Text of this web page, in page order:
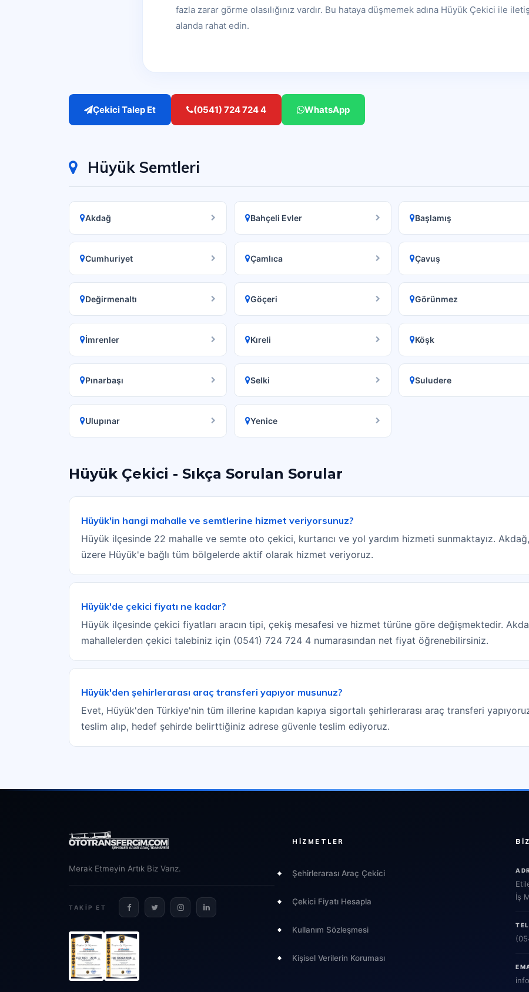
fazla zarar görme olasılığınız vardır. Bu hataya düşmemek adına Hüyük Çekici ile
alanda rahat edin.
Çekici Talep Et (0541) 724 724 4 WhatsApp
Hüyük Semtleri
Akdağ Bahçeli Evler Başlamış
Cumhuriyet Çamlıca Çavuş
Değirmenaltı Göçeri Görünmez
İmrenler Kıreli Köşk
Pınarbaşı Selki Suludere
Ulupınar Yenice
Hüyük Çekici - Sıkça Sorulan Sorular
Hüyük'in hangi mahalle ve semtlerine hizmet veriyorsunuz?
Hüyük ilçesinde 22 mahalle ve semte oto çekici, kurtarıcı ve yol yardım hizmeti sunmaktayız.
üzere Hüyük'e bağlı tüm bölgelerde aktif olarak hizmet veriyoruz.
Hüyük'de çekici fiyatı ne kadar?
Hüyük ilçesinde çekici fiyatları aracın tipi, çekiş mesafesi ve hizmet türüne göre değişmektedir.
mahallelerden çekici talebiniz için (0541) 724 724 4 numarasından net fiyat öğrenebilirsiniz.
Hüyük'den şehirlerarası araç transferi yapıyor musunuz?
Evet, Hüyük'den Türkiye'nin tüm illerine kapıdan kapıya sigortalı şehirlerarası araç transferi
teslim alıp, hedef şehirde belirttiğiniz adrese güvenle teslim ediyoruz.
Merak Etmeyin Artık Biz Varız.
TAKIP ET
HIZMETLER
Şehirlerarası Araç Çekici
Çekici Fiyatı Hesapla
Kullanım Sözleşmesi
Kişisel Verilerin Koruması
İş
info